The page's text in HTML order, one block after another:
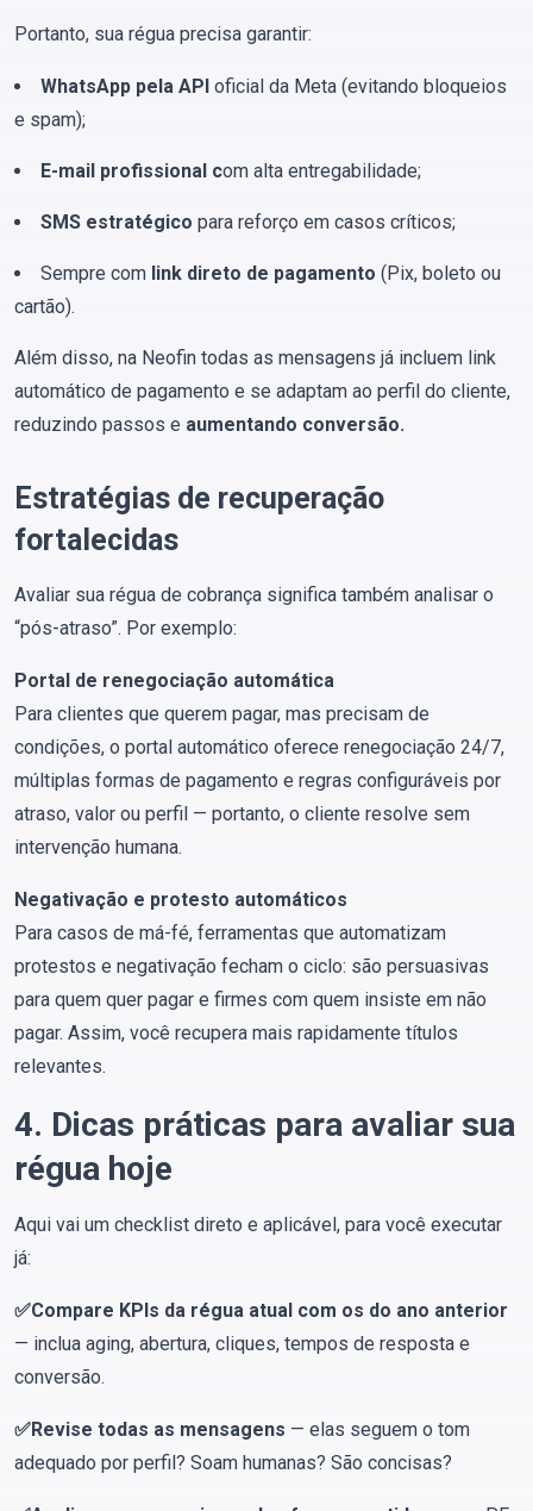
Portanto, sua régua precisa garantir:
WhatsApp pela API oficial da Meta (evitando bloqueios
e spam);
E-mail profissional com alta entregabilidade;
SMS estratégico para reforço em casos críticos;
Sempre com link direto de pagamento (Pix, boleto ou
cartão).
Além disso, na Neofin todas as mensagens já incluem link
automático de pagamento e se adaptam ao perfil do cliente,
reduzindo passos e aumentando conversão.
Estratégias de recuperação
fortalecidas
Avaliar sua régua de cobrança significa também analisar o
“pós-atraso”. Por exemplo:
Portal de renegociação automática
Para clientes que querem pagar, mas precisam de
condições, o portal automático oferece renegociação 24/7,
múltiplas formas de pagamento e regras configuráveis por
atraso, valor ou perfil — portanto, o cliente resolve sem
intervenção humana.
Negativação e protesto automáticos
Para casos de má-fé, ferramentas que automatizam
protestos e negativação fecham o ciclo: são persuasivas
para quem quer pagar e firmes com quem insiste em não
pagar. Assim, você recupera mais rapidamente títulos
relevantes.
4. Dicas práticas para avaliar sua
régua hoje
Aqui vai um checklist direto e aplicável, para você executar
já:
✅Compare KPIs da régua atual com os do ano anterior
— inclua aging, abertura, cliques, tempos de resposta e
conversão.
✅Revise todas as mensagens — elas seguem o tom
adequado por perfil? Soam humanas? São concisas?